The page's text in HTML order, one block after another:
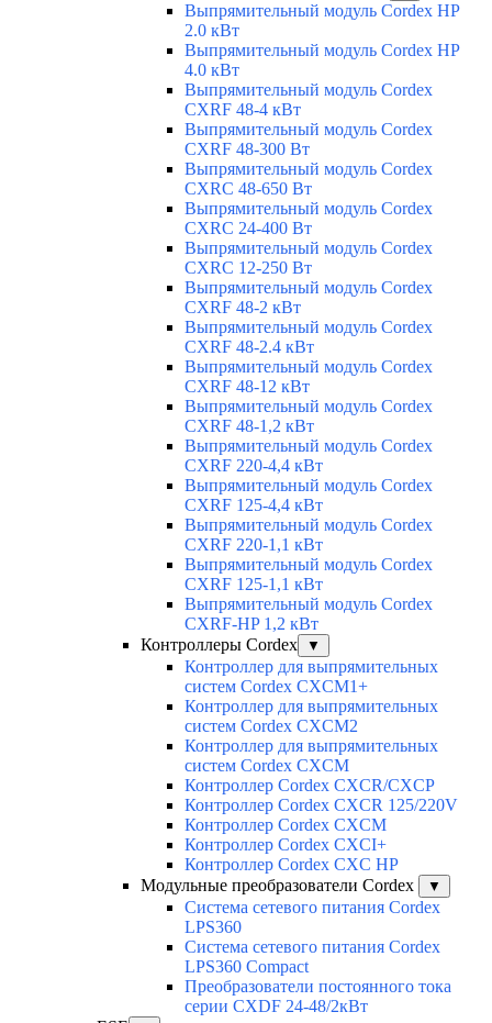
Выпрямительный модуль Cordex HP
2.0 кВт
Выпрямительный модуль Cordex HP
4.0 кВт
Выпрямительный модуль Cordex
CXRF 48-4 кВт
Выпрямительный модуль Cordex
CXRF 48-300 Вт
Выпрямительный модуль Cordex
CXRС 48-650 Вт
Выпрямительный модуль Cordex
CXRС 24-400 Вт
Выпрямительный модуль Cordex
CXRС 12-250 Вт
Выпрямительный модуль Cordex
CXRF 48-2 кВт
Выпрямительный модуль Cordex
CXRF 48-2.4 кВт
Выпрямительный модуль Cordex
CXRF 48-12 кВт
Выпрямительный модуль Cordex
CXRF 48-1,2 кВт
Выпрямительный модуль Cordex
CXRF 220-4,4 кВт
Выпрямительный модуль Cordex
CXRF 125-4,4 кВт
Выпрямительный модуль Cordex
CXRF 220-1,1 кВт
Выпрямительный модуль Cordex
CXRF 125-1,1 кВт
Выпрямительный модуль Cordex
CXRF-HP 1,2 кВт
Контроллеры Cordex
▼
Контроллер для выпрямительных
систем Cordex CXCM1+
Контроллер для выпрямительных
систем Cordex CXCM2
Контроллер для выпрямительных
систем Cordex CXCM
Контроллер Cordex CXCR/CXCP
Контроллер Cordex CXCR 125/220V
Контроллер Cordex CXCM
Контроллер Cordex CXCI+
Контроллер Cordex CXC HP
Модульные преобразователи Cordex
▼
Система сетевого питания Cordex
LPS360
Система сетевого питания Cordex
LPS360 Compact
Преобразователи постоянного тока
серии CXDF 24-48/2кВт